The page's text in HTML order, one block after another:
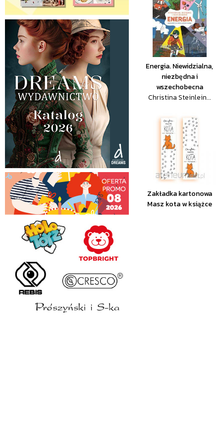
Energia. Niewidzialna,
niezbędna i
wszechobecna
Christina Steinlein...
Zakładka kartonowa
Masz kota w książce